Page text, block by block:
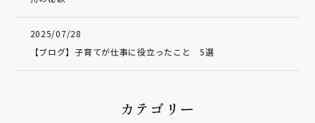
2025/07/28
【ブログ】子育てが仕事に役立ったこと 5選
カテゴリー